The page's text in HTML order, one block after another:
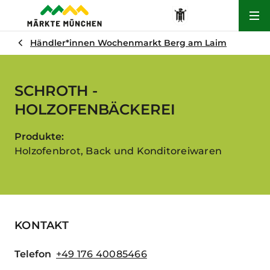
Händler*innen Wochenmarkt Berg am Laim
SCHROTH -
HOLZOFENBÄCKEREI
Produkte:
Holzofenbrot, Back und Konditoreiwaren
KONTAKT
Telefon +49 176 40085466